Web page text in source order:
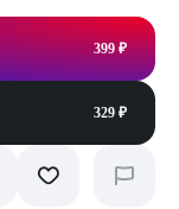
399 ₽
329 ₽